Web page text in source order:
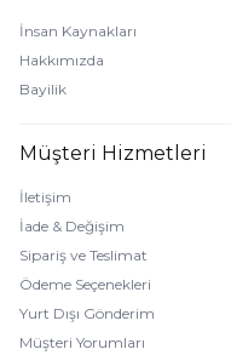
İnsan Kaynakları
Hakkımızda
Bayilik
Müşteri Hizmetleri
İletişim
İade & Değişim
Sipariş ve Teslimat
Ödeme Seçenekleri
Yurt Dışı Gönderim
Müşteri Yorumları